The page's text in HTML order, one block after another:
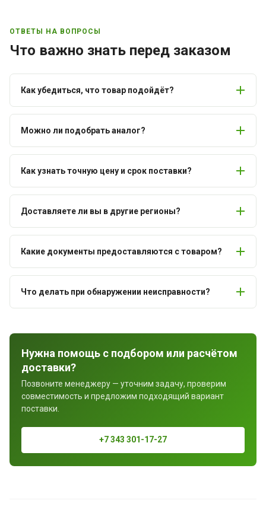
ОТВЕТЫ НА ВОПРОСЫ
Что важно знать перед заказом
Как убедиться, что товар подойдёт?
Можно ли подобрать аналог?
Как узнать точную цену и срок поставки?
Доставляете ли вы в другие регионы?
Какие документы предоставляются с товаром?
Что делать при обнаружении неисправности?
Нужна помощь с подбором или расчётом
доставки?
Позвоните менеджеру — уточним задачу, проверим
совместимость и предложим подходящий вариант
поставки.
+7 343 301-17-27